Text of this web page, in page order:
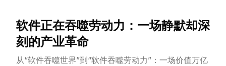
软件正在吞噬劳动力：一场静默却深
刻的产业革命
从“软件吞噬世界”到“软件吞噬劳动力”：一场价值万亿
View Article